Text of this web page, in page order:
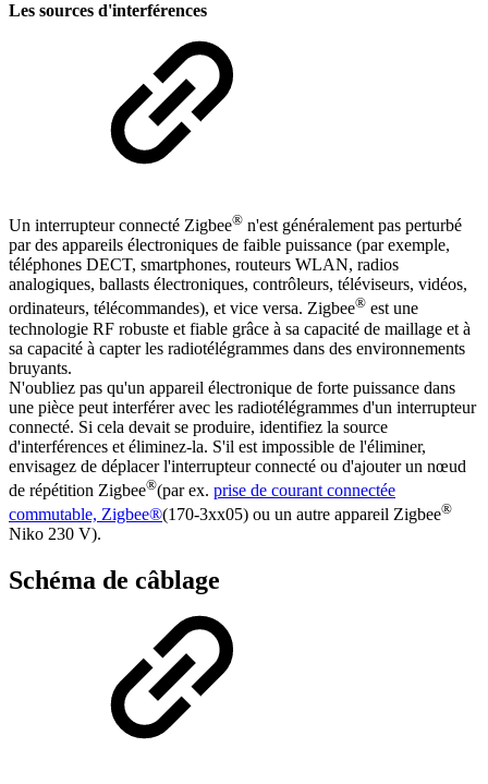
Les sources d'interférences
Un interrupteur connecté Zigbee® n'est généralement pas perturbé
par des appareils électroniques de faible puissance (par exemple,
téléphones DECT, smartphones, routeurs WLAN, radios
analogiques, ballasts électroniques, contrôleurs, téléviseurs, vidéos,
ordinateurs, télécommandes), et vice versa. Zigbee® est une
technologie RF robuste et fiable grâce à sa capacité de maillage et à
sa capacité à capter les radiotélégrammes dans des environnements
bruyants.
N'oubliez pas qu'un appareil électronique de forte puissance dans
une pièce peut interférer avec les radiotélégrammes d'un interrupteur
connecté. Si cela devait se produire, identifiez la source
d'interférences et éliminez-la. S'il est impossible de l'éliminer,
envisagez de déplacer l'interrupteur connecté ou d'ajouter un nœud
de répétition Zigbee®(par ex. prise de courant connectée
commutable, Zigbee®(170-3xx05) ou un autre appareil Zigbee®
Niko 230 V).
Schéma de câblage